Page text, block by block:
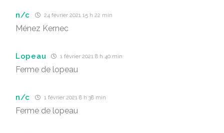
n/c 24 février 2021 15 h 22 min
Ménez Kernec
Lopeau 1 février 2021 8 h 40 min
Ferme de lopeau
n/c 1 février 2021 8 h 38 min
Ferme de lopeau